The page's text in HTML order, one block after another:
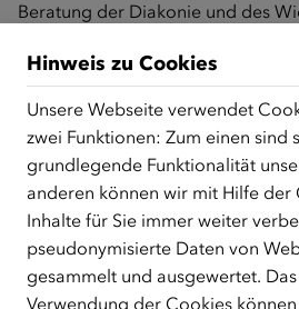
Beratung der Diakonie und des
hat Politikwissenschaft und
und Zweitsprache (DaF/DaZ) und
Freiwillige im psychosozialen
Kummernummer.
​​​​​​​Foto © Privat
Hinweis zu Cookies
Unsere Webseite verwendet
zwei Funktionen: Zum einen
grundlegende Funktionalität
anderen können wir mit Hilfe der
Inhalte für Sie immer weiter
pseudonymisierte Daten von
gesammelt und ausgewertet.
Verwendung der Cookies